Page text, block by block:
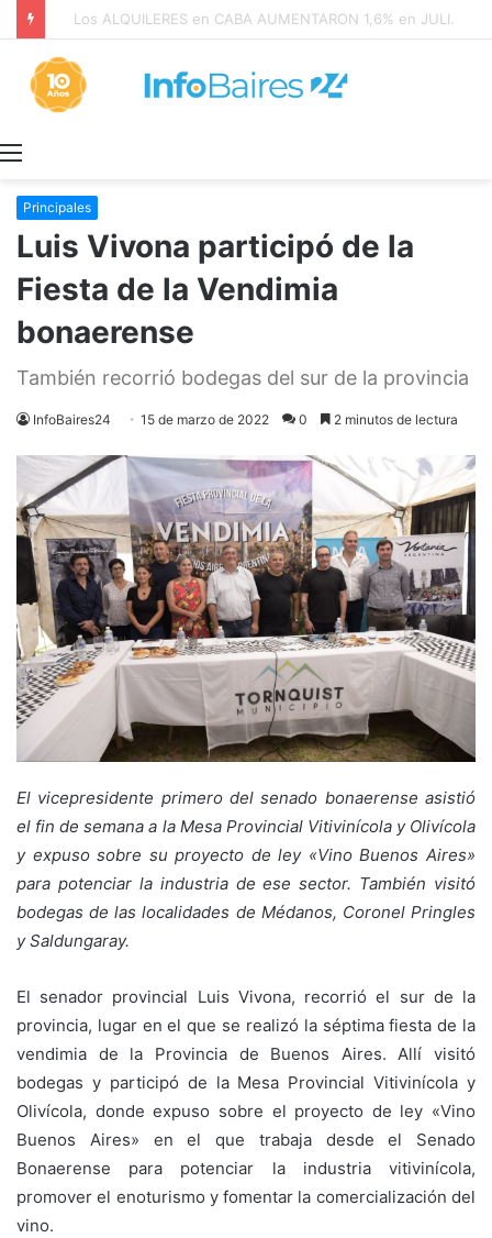
Los ALQUILERES en CABA AUMENTARON 1,6% en JULIO: 17,5% en 2026
Principales
Luis Vivona participó de la
Fiesta de la Vendimia
bonaerense
También recorrió bodegas del sur de la provincia
InfoBaires24 15 de marzo de 2022 0 2 minutos de lectura
El vicepresidente primero del senado bonaerense asistió
el fin de semana a la Mesa Provincial Vitivinícola y Olivícola
y expuso sobre su proyecto de ley «Vino Buenos Aires»
para potenciar la industria de ese sector. También visitó
bodegas de las localidades de Médanos, Coronel Pringles
y Saldungaray.
El senador provincial Luis Vivona, recorrió el sur de la
provincia, lugar en el que se realizó la séptima fiesta de la
vendimia de la Provincia de Buenos Aires. Allí visitó
bodegas y participó de la Mesa Provincial Vitivinícola y
Olivícola, donde expuso sobre el proyecto de ley «Vino
Buenos Aires» en el que trabaja desde el Senado
Bonaerense para potenciar la industria vitivinícola,
promover el enoturismo y fomentar la comercialización del
vino.